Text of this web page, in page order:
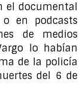
el documental
o en podcasts
de medios
lo habían
de la policía
del 6 de